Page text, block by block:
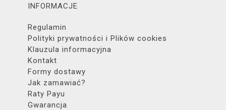
INFORMACJE
Regulamin
Polityki prywatności i Plików cookies
Klauzula informacyjna
Kontakt
Formy dostawy
Jak zamawiać?
Raty Payu
Gwarancja